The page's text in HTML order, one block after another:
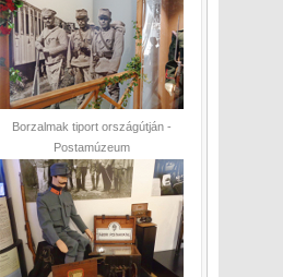
Borzalmak tiport országútján -
Postamúzeum